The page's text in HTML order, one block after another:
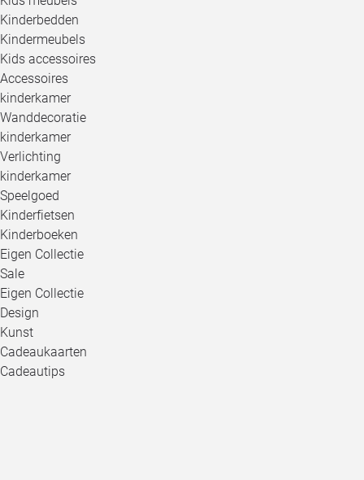
Kinderbedden
Kindermeubels
Kids accessoires
Accessoires
kinderkamer
Wanddecoratie
kinderkamer
Verlichting
kinderkamer
Speelgoed
Kinderfietsen
Kinderboeken
Eigen Collectie
Sale
Eigen Collectie
Design
Kunst
Cadeaukaarten
Cadeautips